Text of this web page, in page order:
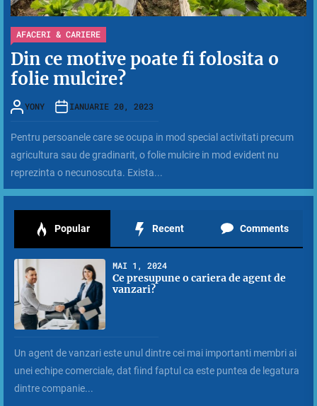
AFACERI & CARIERE
Din ce motive poate fi folosita o
folie mulcire?
YONY IANUARIE 20, 2023
Pentru persoanele care se ocupa in mod special activitati precum
agricultura sau de gradinarit, o folie mulcire in mod evident nu
reprezinta o necunoscuta. Exista...
Popular Recent Comments
MAI 1, 2024
Ce presupune o cariera de agent de
vanzari?
Un agent de vanzari este unul dintre cei mai importanti membri ai
unei echipe comerciale, dat fiind faptul ca este puntea de legatura
dintre companie...